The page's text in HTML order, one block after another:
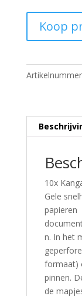
Koop
10x
Gele
papieren
n. In het
formaat)
pinnen.
de